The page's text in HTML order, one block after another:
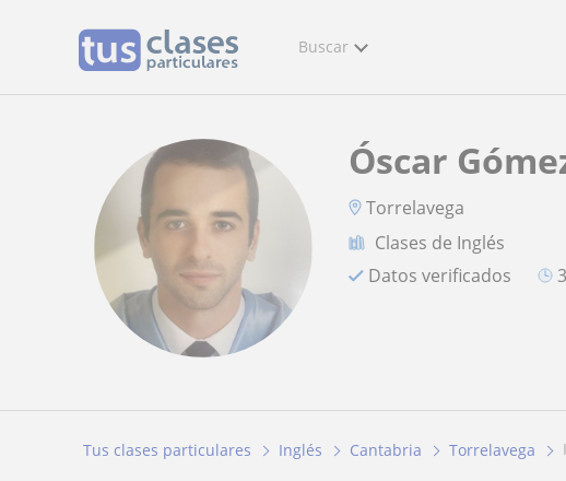
Buscar
Óscar
Torrelavega
Clases de Inglés
Datos verificados
Tus clases particulares Inglés Cantabria Torrelavega